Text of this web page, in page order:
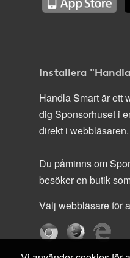
Installera
Handla Smart är ett
dig Sponsorhuset i
direkt i webbläsaren.
Du påminns om
besöker en butik
Välj webbläsare för